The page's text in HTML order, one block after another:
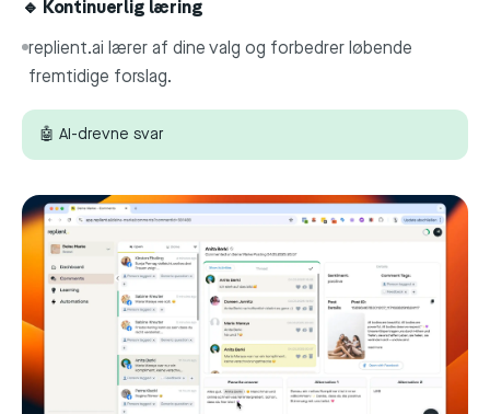
🔹 Kontinuerlig læring
replient.ai lærer af dine valg og forbedrer løbende
fremtidige forslag.
🤖 AI-drevne svar